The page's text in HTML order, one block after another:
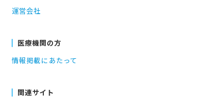
運営会社
医療機関の方
情報掲載にあたって
関連サイト